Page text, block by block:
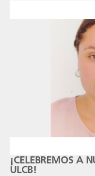
¡CELEBREMOS A
ULCB!